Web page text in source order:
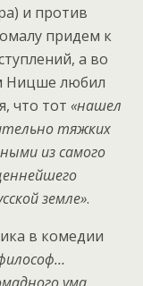
и против
придем к
а во
Ницше любил
что тот «нашел
тяжких
из самого
земле».
в комедии